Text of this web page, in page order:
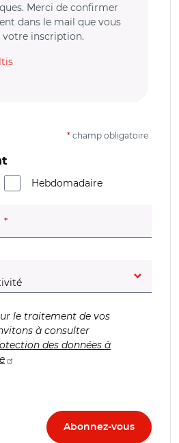
Merci de confirmer
dans le mail que vous
votre inscription.
* champ obligatoire
Hebdomadaire
(champ obligatoire)
le traitement de vos
à consulter
des données à